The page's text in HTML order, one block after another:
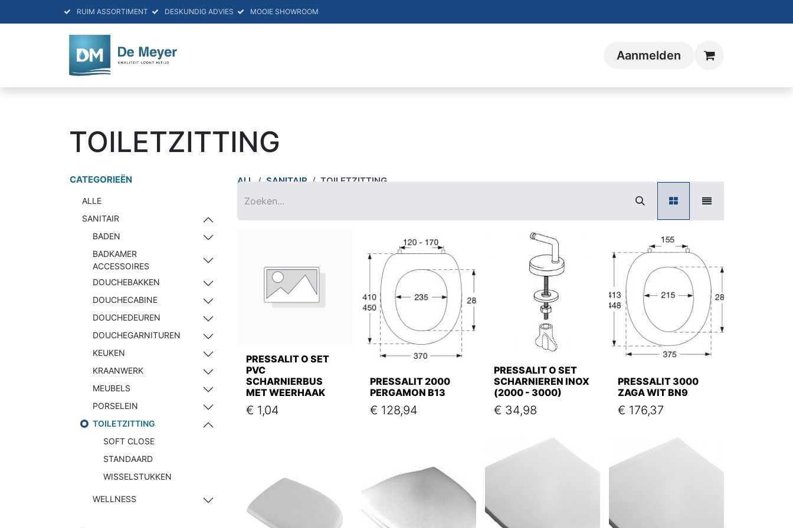
RUIM ASSORTIMENT DESKUNDIG ADVIES MOOIE SHOWROOM
Aanmelden
TOILETZITTING
CATEGORIEËN
ALLE
SANITAIR
BADEN
BADKAMER
ACCESSOIRES
DOUCHEBAKKEN
DOUCHECABINE
DOUCHEDEUREN
DOUCHEGARNITUREN
KEUKEN
KRAANWERK
MEUBELS
PORSELEIN
TOILETZITTING
SOFT CLOSE
STANDAARD
WISSELSTUKKEN
WELLNESS
ALL SANITAIR TOILETZITTING
PRESSALIT O SET
PVC
SCHARNIERBUS
MET WEERHAAK
€ 1,04
PRESSALIT 2000
PERGAMON B13
€ 128,94
PRESSALIT O SET
SCHARNIEREN INOX
(2000 - 3000)
€ 34,98
PRESSALIT 3000
ZAGA WIT BN9
€ 176,37